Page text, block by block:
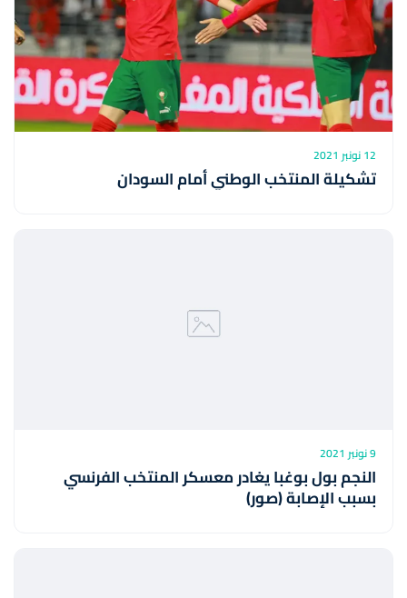
12 نونبر 2021
تشكيلة المنتخب الوطني أمام السودان
9 نونبر 2021
النجم بول بوغبا يغادر معسكر المنتخب الفرنسي
بسبب الإصابة (صور)